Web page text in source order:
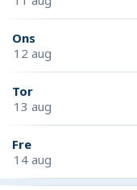
Ons
12 aug
Tor
13 aug
Fre
14 aug